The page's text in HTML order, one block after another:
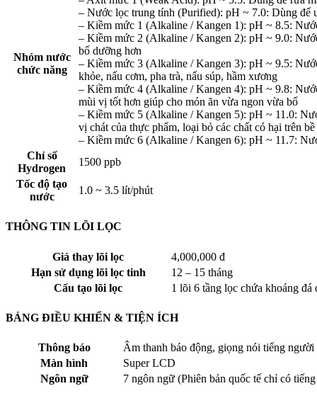
Nhóm nước
chức năng
– Nước lọc trung tính (Purified): pH ~ 7.0: Dùng để
– Kiềm mức 1 (Alkaline / Kangen 1): pH ~ 8.5:
– Kiềm mức 2 (Alkaline / Kangen 2): pH ~ 9.0:
bổ dưỡng hơn
– Kiềm mức 3 (Alkaline / Kangen 3): pH ~ 9.5:
khỏe, nấu cơm, pha trà, nấu súp, hầm xương
– Kiềm mức 4 (Alkaline / Kangen 4): pH ~ 9.8:
mùi vị tốt hơn giúp cho món ăn vừa ngon vừa bổ
– Kiềm mức 5 (Alkaline / Kangen 5): pH ~ 11.0:
vị chát của thực phẩm, loại bỏ các chất có hại trên
– Kiềm mức 6 (Alkaline / Kangen 6): pH ~ 11.7:
Chỉ số
Hydrogen
1500 ppb
Tốc độ tạo
nước
1.0 ~ 3.5 lít/phút
THÔNG TIN LÕI LỌC
Giá thay lõi lọc
4,000,000 đ
Hạn sử dụng lõi lọc tinh
12 – 15 tháng
Cấu tạo lõi lọc
1 lõi 6 tầng lọc chứa khoáng
BẢNG ĐIỀU KHIỂN & TIỆN ÍCH
Thông báo
Âm thanh báo động, giọng nói tiếng người
Màn hình
Super LCD
Ngôn ngữ
7 ngôn ngữ (Phiên bản quốc tế chỉ có